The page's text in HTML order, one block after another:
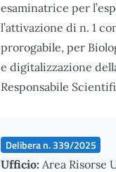
esaminatrice per
l’attivazione di n. 1
prorogabile, per
e digitalizzazione
Responsabile
Delibera n. 339/2025
Ufficio: Area Risorse